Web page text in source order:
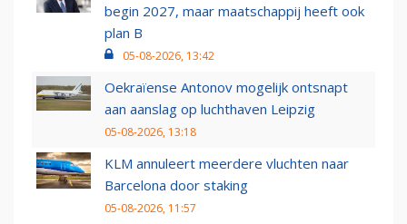
begin 2027, maar maatschappij heeft ook
plan B
05-08-2026, 13:42
Oekraïense Antonov mogelijk ontsnapt
aan aanslag op luchthaven Leipzig
05-08-2026, 13:18
KLM annuleert meerdere vluchten naar
Barcelona door staking
05-08-2026, 11:57